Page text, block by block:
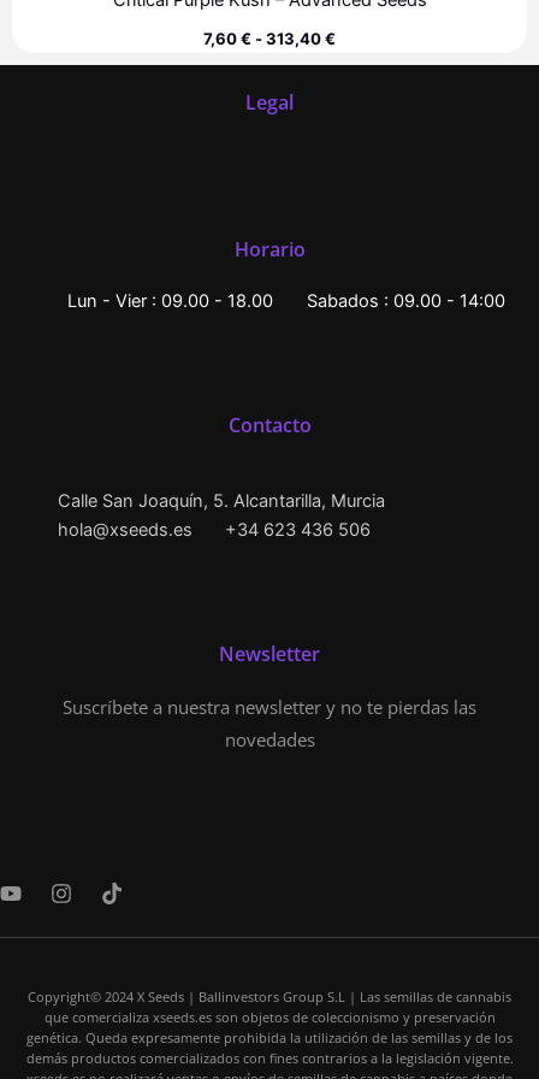
7,60€-313,40€
Legal
Horario
Lun - Vier : 09.00 - 18.00 Sabados : 09.00 - 14:00
Contacto
Calle San Joaquín, 5. Alcantarilla, Murcia
hola@xseeds.es
+34 623 436 506
Newsletter
Suscríbete a nuestra newsletter y no te pierdas las
novedades
Y
u
I
s
g
r
a
m
T
k
k
Copyright© 2024 X Seeds | Ballinvestors Group S.L | Las semillas de cannabis
que comercializa xseeds.es son objetos de coleccionismo y preservación
genética. Queda expresamente prohibida la utilización de las semillas y de los
demás productos comercializados con fines contrarios a la legislación vigente.